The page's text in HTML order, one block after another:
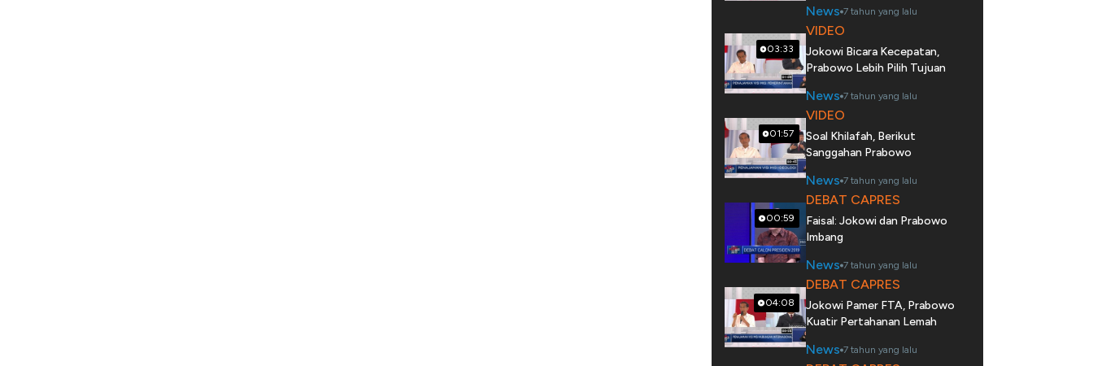
News 7 tahun yang lalu
03:33
VIDEO
Jokowi Bicara Kecepatan,
Prabowo Lebih Pilih Tujuan
News 7 tahun yang lalu
01:57
VIDEO
Soal Khilafah, Berikut
Sanggahan Prabowo
News 7 tahun yang lalu
00:59
DEBAT CAPRES
Faisal: Jokowi dan Prabowo
Imbang
News 7 tahun yang lalu
04:08
DEBAT CAPRES
Jokowi Pamer FTA, Prabowo
Kuatir Pertahanan Lemah
News 7 tahun yang lalu